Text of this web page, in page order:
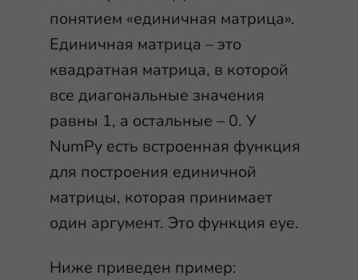
понятием «единичная матрица».
Единичная матрица – это
квадратная матрица, в которой
все диагональные значения
равны 1, а остальные – 0. У
NumPy есть встроенная функция
для построения единичной
матрицы, которая принимает
один аргумент. Это функция eye.
Ниже приведен пример: